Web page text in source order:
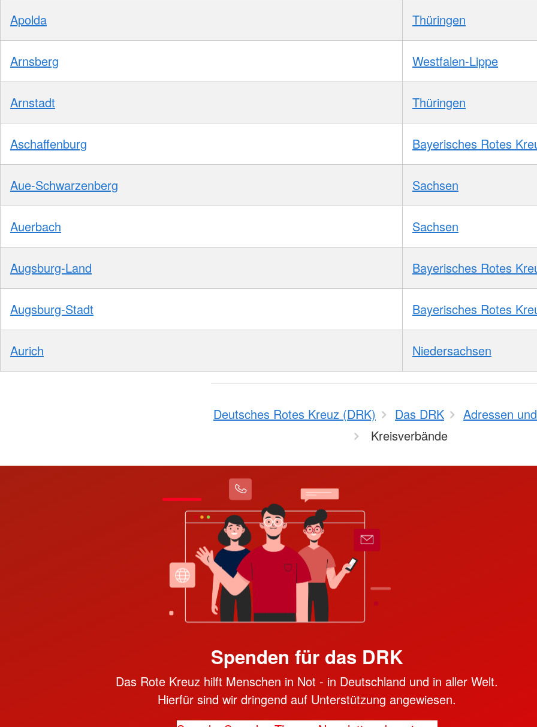
Apolda Thüringen
Arnsberg Westfalen-Lippe
Arnstadt Thüringen
Aschaffenburg Bayerisches Rotes
Aue-Schwarzenberg Sachsen
Auerbach Sachsen
Augsburg-Land Bayerisches Rotes
Augsburg-Stadt Bayerisches Rotes
Aurich Niedersachsen
Deutsches Rotes Kreuz (DRK) Das DRK
Adressen
Kreisverbände
Spenden für das DRK
Das Rote Kreuz hilft Menschen in Not - in Deutschland und in aller Welt.
Hierfür sind wir dringend auf Unterstützung angewiesen.